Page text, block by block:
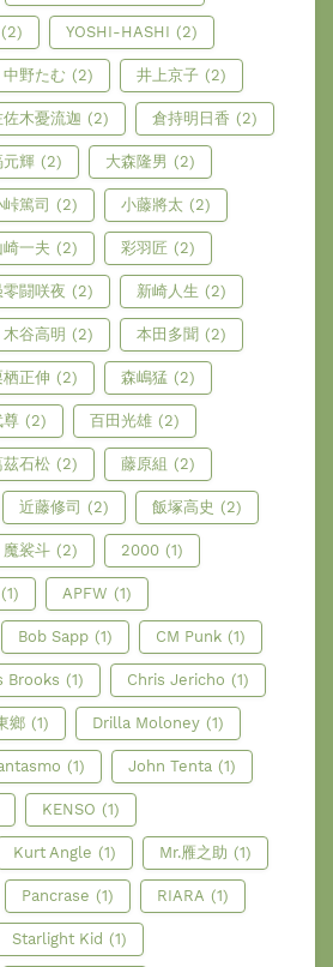
(2) YOSHI-HASHI (2)
中野たむ (2) 井上京子 (2)
佐木憂流迦 (2) 倉持明日香 (2)
元輝 (2) 大森隆男 (2)
篤司 (2) 小藤將太 (2)
崎一夫 (2) 彩羽匠 (2)
零闘咲夜 (2) 新崎人生 (2)
木谷高明 (2) 本田多聞 (2)
栖正伸 (2) 森嶋猛 (2)
尊 (2) 百田光雄 (2)
茲石松 (2) 藤原組 (2)
近藤修司 (2) 飯塚高史 (2)
魔裟斗 (2) 2000 (1)
(1) APFW (1)
Bob Sapp (1) CM Punk (1)
Brooks (1) Chris Jericho (1)
鄉 (1) Drilla Moloney (1)
(1) John Tenta (1)
KENSO (1)
Kurt Angle (1) Mr.雁之助 (1)
Pancrase (1) RIARA (1)
Starlight Kid (1)